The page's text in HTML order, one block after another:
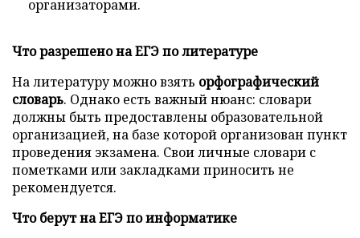
организаторами.
Что разрешено на ЕГЭ по литературе
На литературу можно взять орфографический
словарь. Однако есть важный нюанс: словари
должны быть предоставлены образовательной
организацией, на базе которой организован пункт
проведения экзамена. Свои личные словари с
пометками или закладками приносить не
рекомендуется.
Что берут на ЕГЭ по информатике